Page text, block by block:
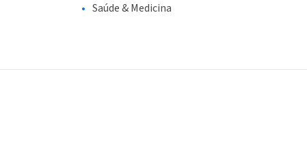
Saúde & Medicina